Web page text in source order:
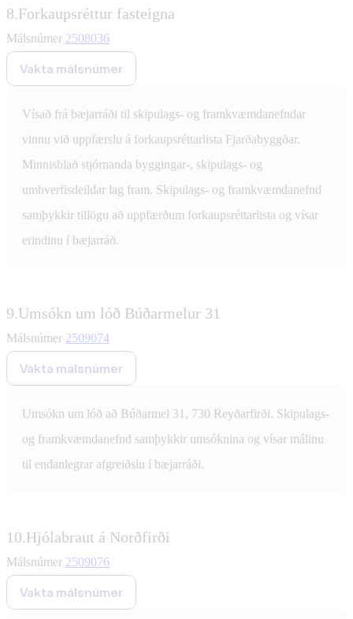
8.Forkaupsréttur fasteigna
Málsnúmer 2508036
Vakta málsnúmer
Vísað frá bæjarráði til skipulags- og framkvæmdanefndar
vinnu við uppfærslu á forkaupsréttarlista Fjarðabyggðar.
Minnisblað stjórnanda byggingar-, skipulags- og
umhverfisdeildar lag fram. Skipulags- og framkvæmdanefnd
samþykkir tillögu að uppfærðum forkaupsréttarlista og vísar
erindinu í bæjarráð.
9.Umsókn um lóð Búðarmelur 31
Málsnúmer 2509074
Vakta málsnúmer
Umsókn um lóð að Búðarmel 31, 730 Reyðarfirði. Skipulags-
og framkvæmdanefnd samþykkir umsóknina og vísar málinu
til endanlegrar afgreiðslu í bæjarráði.
10.Hjólabraut á Norðfirði
Málsnúmer 2509076
Vakta málsnúmer